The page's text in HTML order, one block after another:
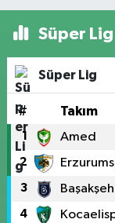
Süper
Süper Lig
# Takım
1 Amed
2
3
4